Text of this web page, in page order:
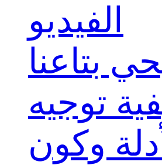
الفيديو
بتاعنا
توجيه
وكون